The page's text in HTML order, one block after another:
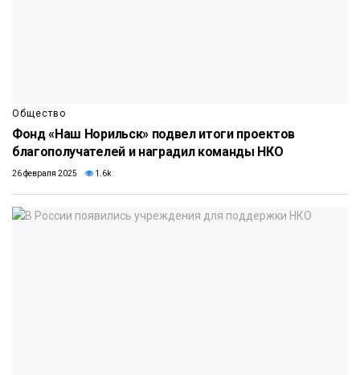
Общество
Фонд «Наш Норильск» подвел итоги проектов
благополучателей и наградил команды НКО
26 февраля 2025 1.6k